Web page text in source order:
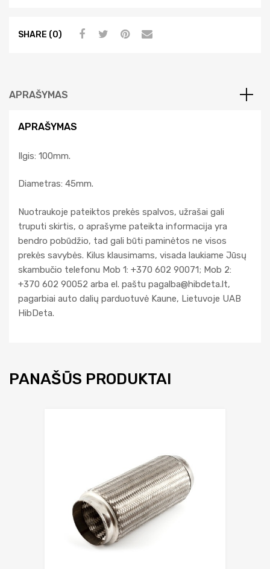
:
SHARE (0)
APRAŠYMAS
APRAŠYMAS
Ilgis: 100mm.
Diametras: 45mm.
Nuotraukoje pateiktos prekės spalvos, užrašai gali
truputi skirtis, o aprašyme pateikta informacija yra
bendro pobūdžio, tad gali būti paminėtos ne visos
prekės savybės. Kilus klausimams, visada laukiame Jūsų
skambučio telefonu Mob 1: +370 602 90071; Mob 2:
+370 602 90052 arba el. paštu pagalba@hibdeta.lt,
pagarbiai auto dalių parduotuvė Kaune, Lietuvoje UAB
HibDeta.
PANAŠŪS PRODUKTAI